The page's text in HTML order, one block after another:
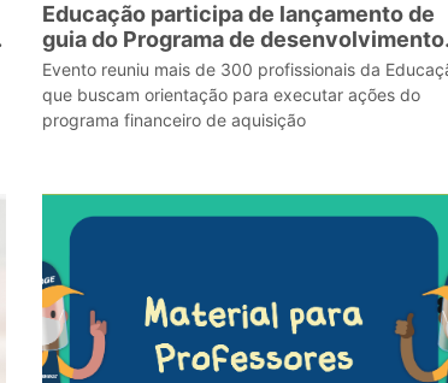
Educação participa de lançamento de
guia do Programa de desenvolvimento
do FNDE
Evento reuniu mais de 300 profissionais da
que buscam orientação para executar ações do
programa financeiro de aquisição